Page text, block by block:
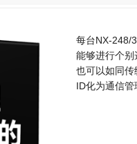
每台NX-248/
能够进行个
也可以如同
ID化为通信